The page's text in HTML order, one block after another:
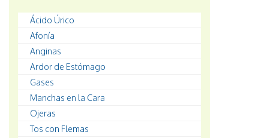
Ácido Úrico
Afonía
Anginas
Ardor de Estómago
Gases
Manchas en la Cara
Ojeras
Tos con Flemas